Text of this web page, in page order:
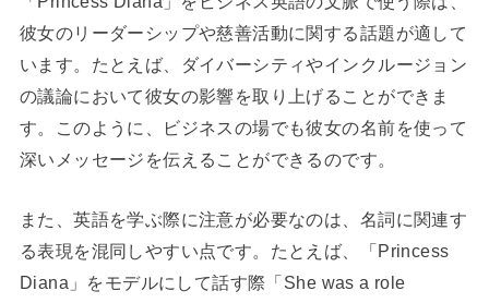
彼女のリーダーシップや慈善活動に関する話題が適して
います。たとえば、ダイバーシティやインクルージョン
の議論において彼女の影響を取り上げることができま
す。このように、ビジネスの場でも彼女の名前を使って
深いメッセージを伝えることができるのです。
また、英語を学ぶ際に注意が必要なのは、名詞に関連す
る表現を混同しやすい点です。たとえば、「Princess
Diana」をモデルにして話す際「She was a role